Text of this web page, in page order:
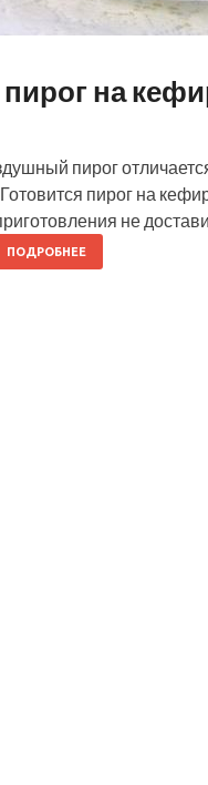
на
пирог
пирог на
не
ПОДРОБНЕЕ